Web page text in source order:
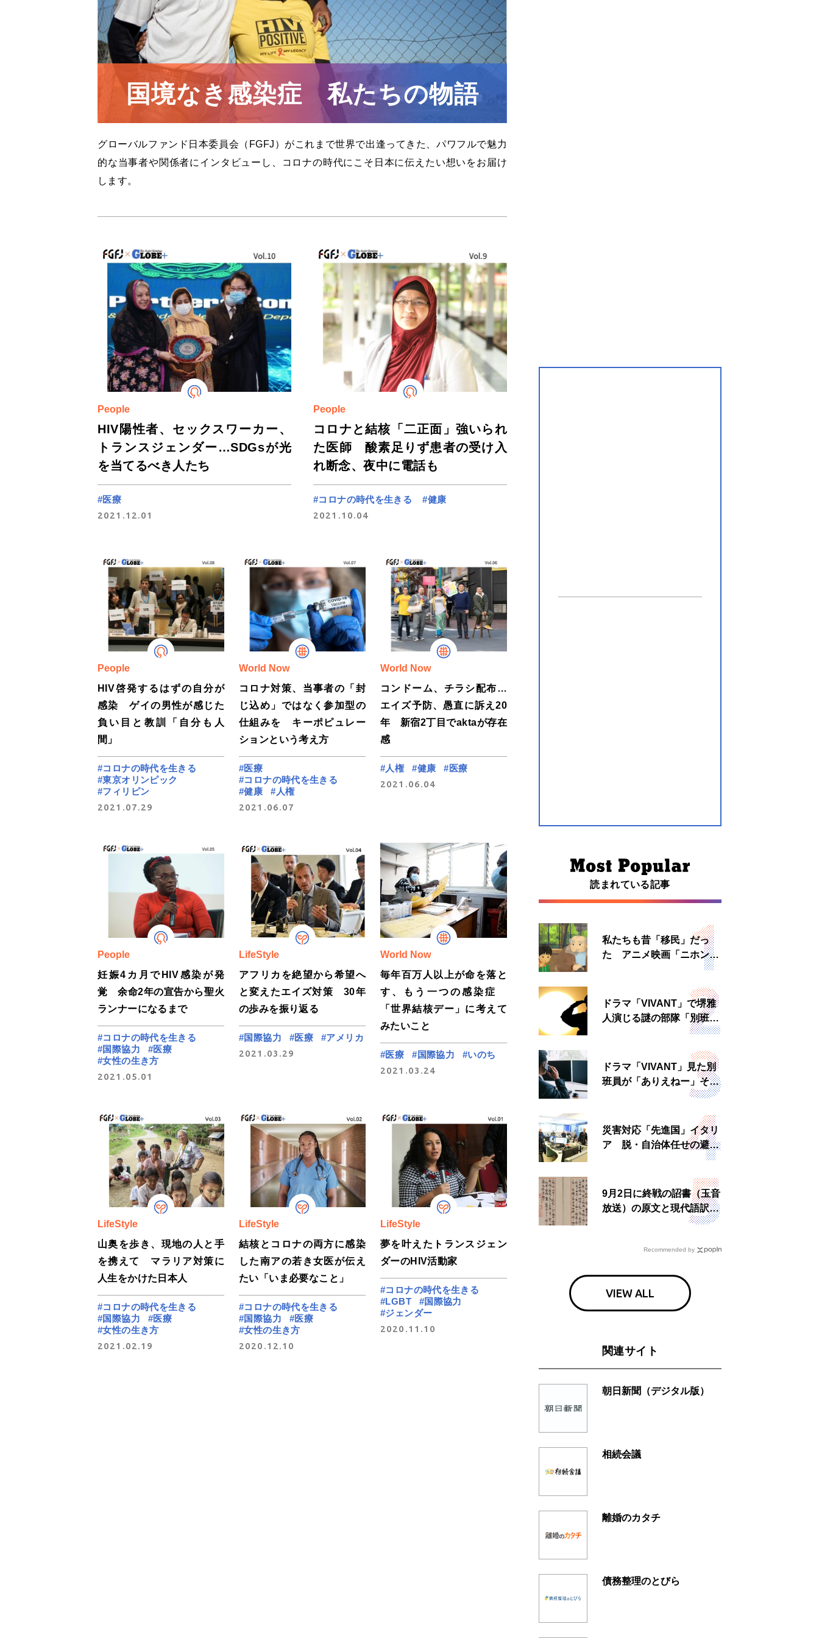
国境なき感染症 私たちの物語
グローバルファンド日本委員会（FGFJ）がこれまで世界で出逢ってきた、パワフルで魅力
的な当事者や関係者にインタビューし、コロナの時代にこそ日本に伝えたい想いをお届け
します。
People
HIV陽性者、セックスワーカー、
トランスジェンダー…SDGsが光
を当てるべき人たち
#医療
2021.12.01
People
コロナと結核「二正面」強いられ
た医師 酸素足りず患者の受け入
れ断念、夜中に電話も
#コロナの時代を生きる
#健康
2021.10.04
People
HIV啓発するはずの自分が
感染 ゲイの男性が感じた
負い目と教訓「自分も人
間」
#コロナの時代を生きる
#東京オリンピック
#フィリピン
2021.07.29
World Now
コロナ対策、当事者の「封
じ込め」ではなく参加型の
仕組みを キーポピュレー
ションという考え方
#医療
#コロナの時代を生きる
#健康
#人権
2021.06.07
World Now
コンドーム、チラシ配布…
エイズ予防、愚直に訴え20
年 新宿2丁目でaktaが存在
感
#人権 #健康
#医療
2021.06.04
People
妊娠4カ月でHIV感染が発
覚 余命2年の宣告から聖火
ランナーになるまで
#コロナの時代を生きる
#国際協力
#医療
#女性の生き方
2021.05.01
LifeStyle
アフリカを絶望から希望へ
と変えたエイズ対策 30年
の歩みを振り返る
#国際協力 #医療
#アメリカ
2021.03.29
World Now
毎年百万人以上が命を落と
す、もう一つの感染症
「世界結核デー」に考えて
みたいこと
#医療 #国際協力
#いのち
2021.03.24
LifeStyle
山奥を歩き、現地の人と手
を携えて マラリア対策に
人生をかけた日本人
#コロナの時代を生きる
#国際協力
#医療
#女性の生き方
2021.02.19
LifeStyle
結核とコロナの両方に感染
した南アの若き女医が伝え
たい「いま必要なこと」
#コロナの時代を生きる
#国際協力
#医療
#女性の生き方
2020.12.10
LifeStyle
夢を叶えたトランスジェン
ダーのHIV活動家
#コロナの時代を生きる
#LGBT
#国際協力
#ジェンダー
2020.11.10
読まれている記事
私たちも昔「移民」だっ
た アニメ映画「ニホンジ
ドラマ「VIVANT」で堺雅
人演じる謎の部隊「別班」
は実在する？内情知る人物
ドラマ「VIVANT」見た別
班員が「ありえねー」その
理由とは 非公然組織ゆえ
災害対応「先進国」イタリ
ア 脱・自治体任せの避難
所運営、被災者への温かい
9月2日に終戦の詔書（玉音
放送）の原文と現代語訳を
読む もう一つの「終戦の
Recommended by
VIEW ALL
関連サイト
朝日新聞（デジタル版）
相続会議
離婚のカタチ
債務整理のとびら